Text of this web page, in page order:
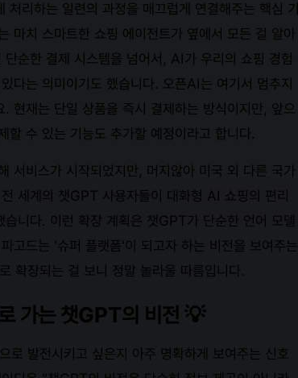
리하는 일련의 과정을 매끄럽게 연결해주는 핵심 기
마치 스마트한 쇼핑 에이전트가 옆에서 모든 걸 알아
순한 결제 시스템을 넘어서, AI가 우리의 쇼핑 경험
다는 의미이기도 했습니다. 오픈AI는 여기서 멈추지
현재는 단일 상품을 즉시 결제하는 방식이지만, 앞으
할 수 있는 기능도 추가할 예정이라고 합니다.
서비스가 시작되었지만, 머지않아 미국 외 다른 국가
세계의 챗GPT 사용자들이 대화형 AI 쇼핑의 편리
니다. 이런 확장 계획은 챗GPT가 단순한 언어 모델
고드는 '슈퍼 플랫폼'이 되고자 하는 비전을 보여주는
확장되는 걸 보니 정말 놀라울 따름입니다.
가는 챗GPT의 비전 💡
발전시키고 싶은지 아주 명확하게 보여주는 신호